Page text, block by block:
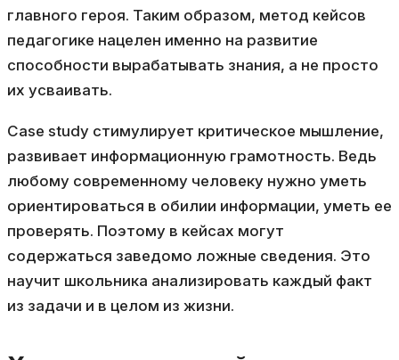
главного героя. Таким образом, метод кейсов
педагогике нацелен именно на развитие
способности вырабатывать знания, а не просто
их усваивать.
Case study стимулирует критическое мышление,
развивает информационную грамотность. Ведь
любому современному человеку нужно уметь
ориентироваться в обилии информации, уметь ее
проверять. Поэтому в кейсах могут
содержаться заведомо ложные сведения. Это
научит школьника анализировать каждый факт
из задачи и в целом из жизни.